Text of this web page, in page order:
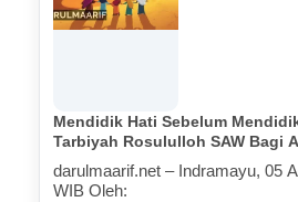
Mendidik Hati Sebelum
Tarbiyah Rosululloh SAW Bagi
Terluka (Bagian III)
darulmaarif.net – Indramayu, 05
WIB Oleh: